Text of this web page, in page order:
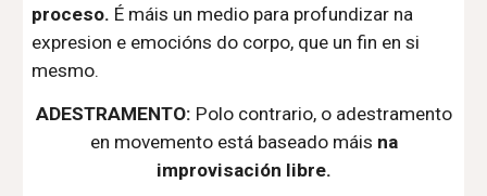
proceso. É máis un medio para profundizar na
expresion e emocións do corpo, que un fin en si
mesmo.
ADESTRAMENTO: Polo contrario, o adestramento
en movemento está baseado máis na
improvisación libre.